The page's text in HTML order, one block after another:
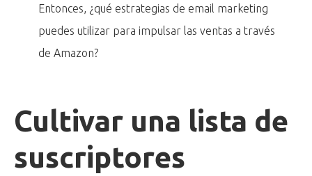
Entonces, ¿qué estrategias de email marketing
puedes utilizar para impulsar las ventas a través
de Amazon?
Cultivar una lista de
suscriptores